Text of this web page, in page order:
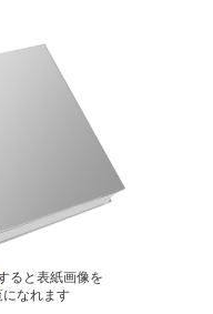
ると表紙画像を
になれます